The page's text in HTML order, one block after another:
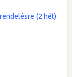
(2 hét)